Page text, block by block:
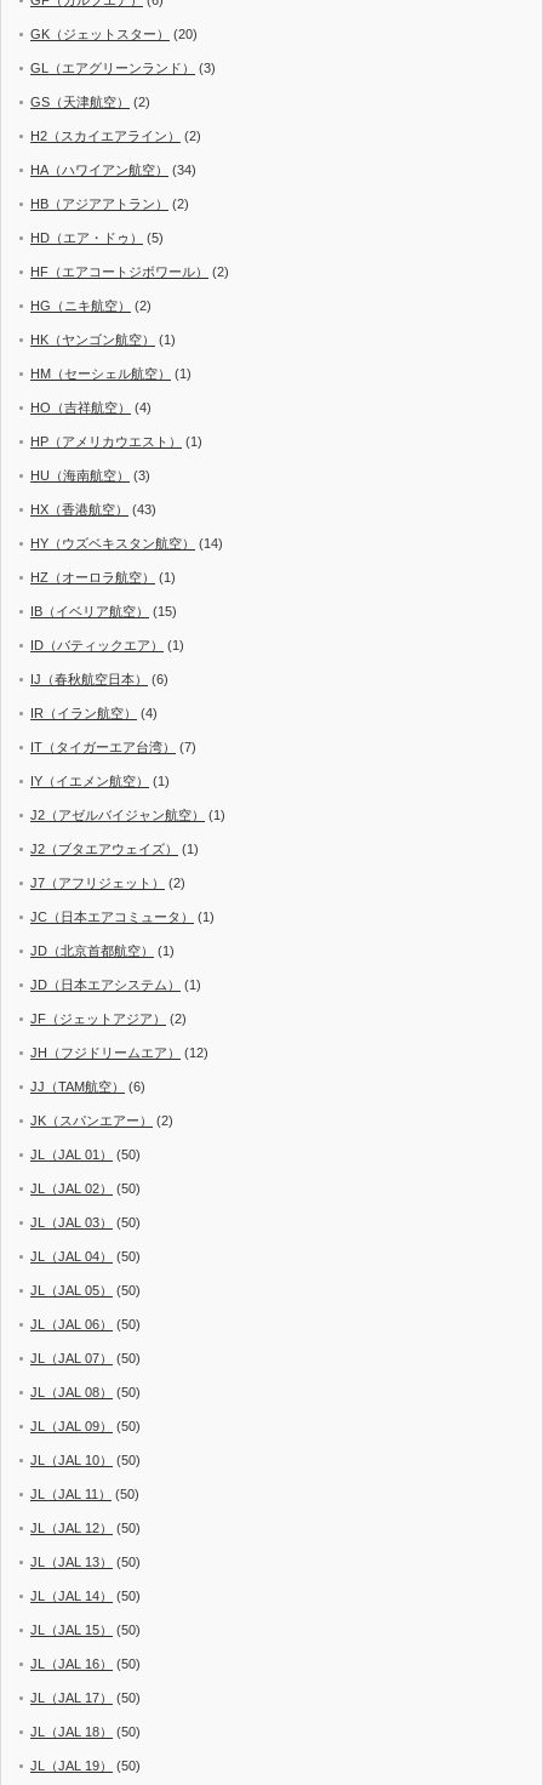
GK（ジェットスター） (20)
GL（エアグリーンランド） (3)
GS（天津航空） (2)
H2（スカイエアライン） (2)
HA（ハワイアン航空） (34)
HB（アジアアトラン） (2)
HD（エア・ドゥ） (5)
HF（エアコートジボワール） (2)
HG（ニキ航空） (2)
HK（ヤンゴン航空） (1)
HM（セーシェル航空） (1)
HO（吉祥航空） (4)
HP（アメリカウエスト） (1)
HU（海南航空） (3)
HX（香港航空） (43)
HY（ウズベキスタン航空） (14)
HZ（オーロラ航空） (1)
IB（イベリア航空） (15)
ID（バティックエア） (1)
IJ（春秋航空日本） (6)
IR（イラン航空） (4)
IT（タイガーエア台湾） (7)
IY（イエメン航空） (1)
J2（アゼルバイジャン航空） (1)
J2（ブタエアウェイズ） (1)
J7（アフリジェット） (2)
JC（日本エアコミュータ） (1)
JD（北京首都航空） (1)
JD（日本エアシステム） (1)
JF（ジェットアジア） (2)
JH（フジドリームエア） (12)
JJ（TAM航空） (6)
JK（スパンエアー） (2)
JL（JAL 01） (50)
JL（JAL 02） (50)
JL（JAL 03） (50)
JL（JAL 04） (50)
JL（JAL 05） (50)
JL（JAL 06） (50)
JL（JAL 07） (50)
JL（JAL 08） (50)
JL（JAL 09） (50)
JL（JAL 10） (50)
JL（JAL 11） (50)
JL（JAL 12） (50)
JL（JAL 13） (50)
JL（JAL 14） (50)
JL（JAL 15） (50)
JL（JAL 16） (50)
JL（JAL 17） (50)
JL（JAL 18） (50)
JL（JAL 19） (50)